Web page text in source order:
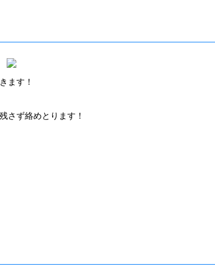
ます！
さず絡めとります！